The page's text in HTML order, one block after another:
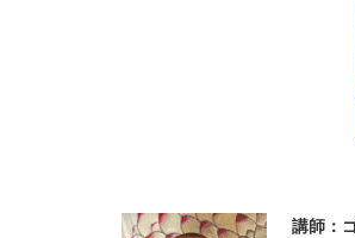
講師：